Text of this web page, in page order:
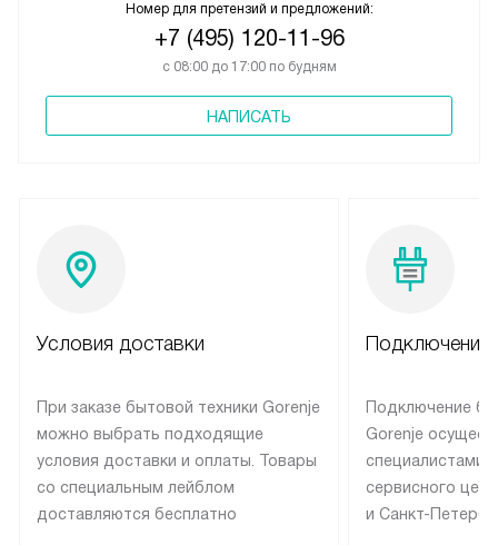
Номер для претензий и предложений:
+7 (495) 120-11-96
с 08:00 до 17:00 по будням
НАПИСАТЬ
Условия доставки
При заказе бытовой техники Gorenje
можно выбрать подходящие
условия доставки и оплаты. Товары
со специальным лейблом
доставляются бесплатно
Подключение
Подключение
Gorenje
специалистами
сервисного
и Санкт-